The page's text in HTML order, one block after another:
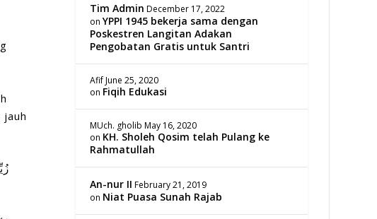
Tim Admin December 17, 2022
onYPPI 1945 bekerja sama dengan
Poskestren Langitan Adakan
Pengobatan Gratis untuk Santri
AfifJune 25, 2020
on Fiqih Edukasi
MUch. gholib May 16, 2020
on KH. Sholeh Qosim telah Pulang ke
Rahmatullah
An-nur II February 21, 2019
on Niat Puasa Sunah Rajab